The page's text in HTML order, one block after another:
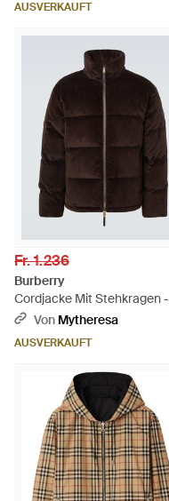
AUSVERKAUFT
Fr. 1.236
Burberry
Cordjacke Mit Stehkragen -
Braun
Von Mytheresa
AUSVERKAUFT